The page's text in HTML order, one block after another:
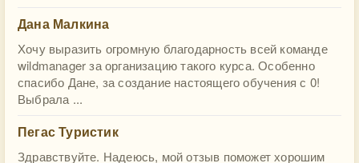
Дана Малкина
Хочу выразить огромную благодарность всей команде
wildmanager за организацию такого курса. Особенно
спасибо Дане, за создание настоящего обучения с 0!
Выбрала ...
Пегас Туристик
Здравствуйте. Надеюсь, мой отзыв поможет хорошим